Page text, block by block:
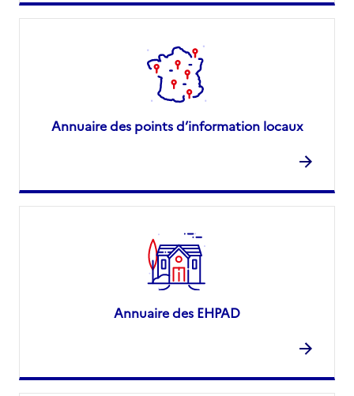
Annuaire des points d’information locaux
Annuaire des EHPAD